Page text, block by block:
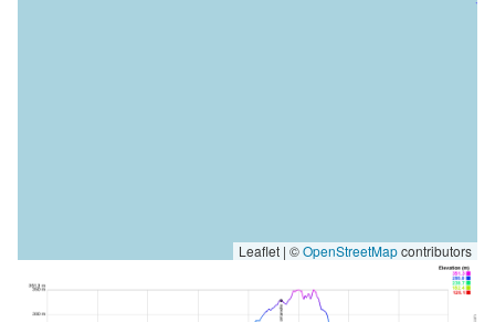
Leaflet | ©OpenStreetMapcontributors